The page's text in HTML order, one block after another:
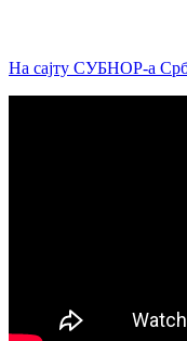
На сајту СУБНОР-а